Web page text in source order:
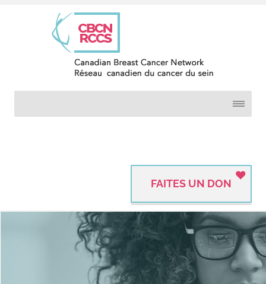
FAITES UN DON